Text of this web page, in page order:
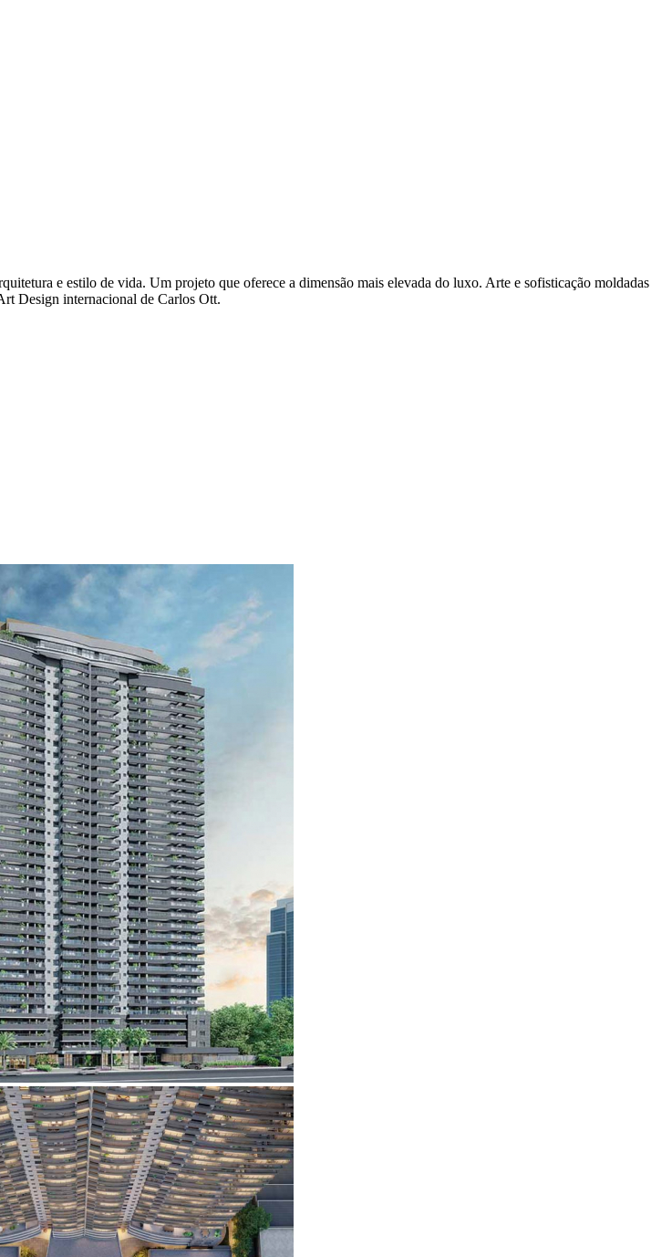
e estilo de vida. Um projeto que oferece a dimensão mais elevada do luxo. Arte e sofisticação moldadas
Design internacional de Carlos Ott.